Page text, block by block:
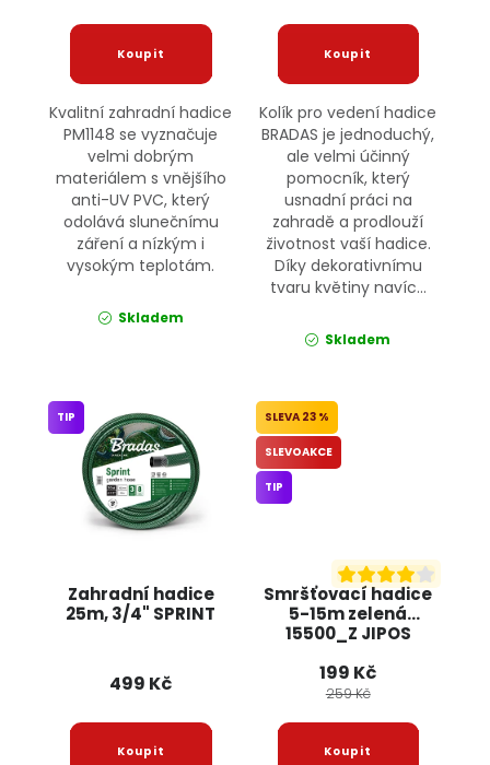
Kvalitní zahradní hadice
PM1148 se vyznačuje
velmi dobrým
materiálem s vnějšího
anti-UV PVC, který
odolává slunečnímu
záření a nízkým i
vysokým teplotám.
Skladem
Kolík pro vedení hadice
BRADAS je jednoduchý,
ale velmi účinný
pomocník, který
usnadní práci na
zahradě a prodlouží
životnost vaší hadice.
Díky dekorativnímu
tvaru květiny navíc...
Skladem
Zahradní hadice
25m, 3/4" SPRINT
TIP
499 Kč
Smršťovací hadice
5-15m zelená
15500_Z JIPOS
23 %
SLEVOAKCE
TIP
199 Kč
259 Kč